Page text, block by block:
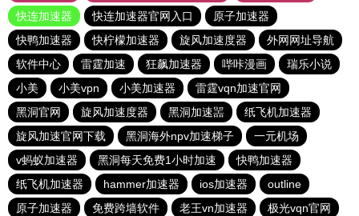
快连加速器
快连加速器官网入口
原子加速器
快鸭加速器
快柠檬加速器 旋风加速度器
外网网址导航
软件中心
雷霆加速 狂飙加速器 哔咔漫画
瑞乐小说
小美
小美vpn 小美加速器
雷霆vqn加速官网
黑洞官网
旋风加速度器 黑洞加速噐
纸飞机加速器
旋风加速官网下载
黑洞海外npv加速梯子
一元机场
v蚂蚁加速器
黑洞每天免费1小时加速
快鸭加速器
纸飞机加速器
hammer加速器 ios加速器
outline
原子加速器
免费跨墙软件 老王vn加速器
极光vqn官网